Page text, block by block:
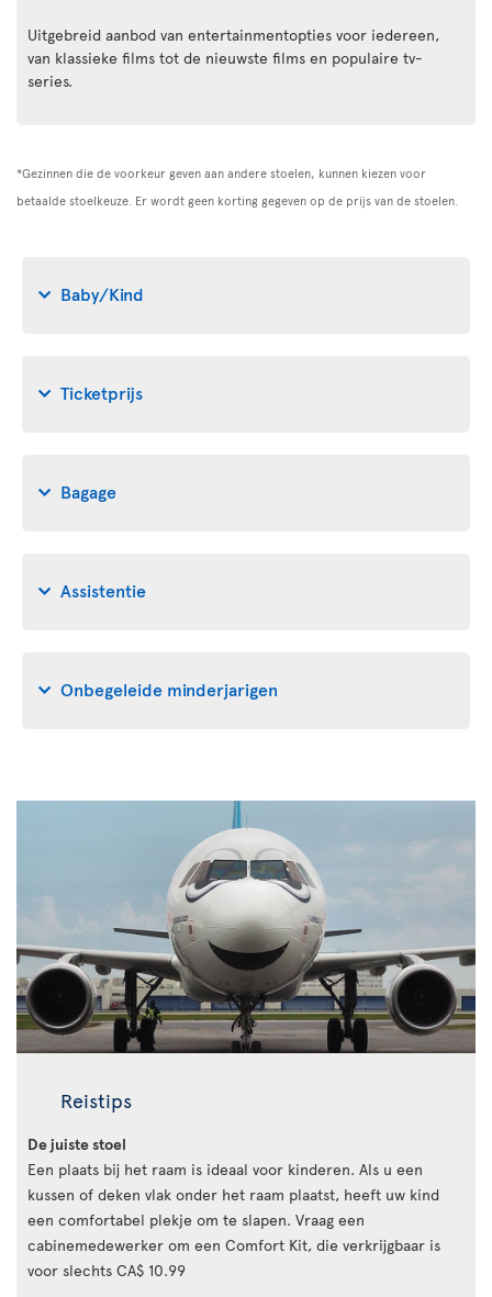
Uitgebreid aanbod van entertainmentopties voor iedereen,
van klassieke films tot de nieuwste films en populaire tv-
series.
*Gezinnen die de voorkeur geven aan andere stoelen, kunnen kiezen voor
betaalde stoelkeuze. Er wordt geen korting gegeven op de prijs van de stoelen.
Baby/Kind
Ticketprijs
Bagage
Assistentie
Onbegeleide minderjarigen
Reistips
De juiste stoel
Een plaats bij het raam is ideaal voor kinderen. Als u een
kussen of deken vlak onder het raam plaatst, heeft uw kind
een comfortabel plekje om te slapen. Vraag een
cabinemedewerker om een Comfort Kit, die verkrijgbaar is
voor slechts CA$ 10.99